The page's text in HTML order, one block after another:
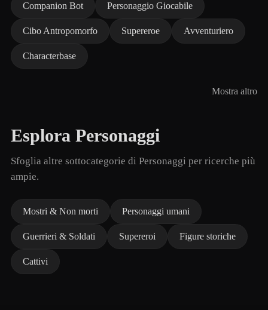
Companion Bot Personaggio Giocabile
Cibo Antropomorfo Supereroe Avventuriero
Characterbase
Mostra altro
Esplora Personaggi
Sfoglia altre sottocategorie di Personaggi per ricerche più
ampie.
Mostri & Non morti Personaggi umani
Guerrieri & Soldati Supereroi Figure storiche
Cattivi